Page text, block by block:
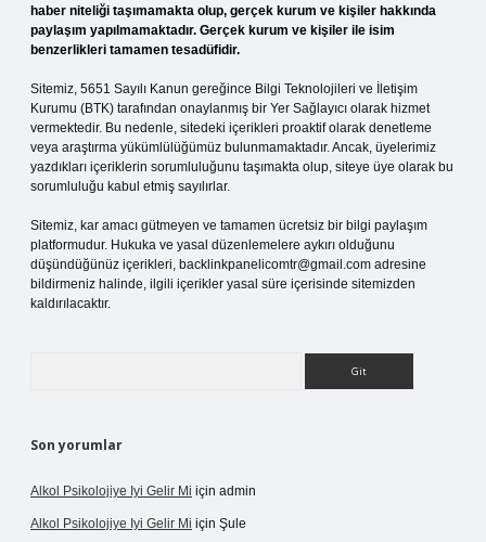
haber niteliği taşımamakta olup, gerçek kurum ve kişiler hakkında
paylaşım yapılmamaktadır. Gerçek kurum ve kişiler ile isim
benzerlikleri tamamen tesadüfidir.
Sitemiz, 5651 Sayılı Kanun gereğince Bilgi Teknolojileri ve İletişim
Kurumu (BTK) tarafından onaylanmış bir Yer Sağlayıcı olarak hizmet
vermektedir. Bu nedenle, sitedeki içerikleri proaktif olarak denetleme
veya araştırma yükümlülüğümüz bulunmamaktadır. Ancak, üyelerimiz
yazdıkları içeriklerin sorumluluğunu taşımakta olup, siteye üye olarak bu
sorumluluğu kabul etmiş sayılırlar.
Sitemiz, kar amacı gütmeyen ve tamamen ücretsiz bir bilgi paylaşım
platformudur. Hukuka ve yasal düzenlemelere aykırı olduğunu
düşündüğünüz içerikleri, backlinkpanelicomtr@gmail.com adresine
bildirmeniz halinde, ilgili içerikler yasal süre içerisinde sitemizden
kaldırılacaktır.
Son yorumlar
Alkol Psikolojiye Iyi Gelir Mi için admin
Alkol Psikolojiye Iyi Gelir Mi için Şule